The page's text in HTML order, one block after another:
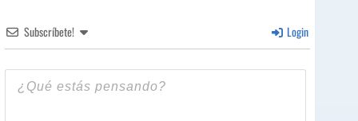
Subscríbete! Login